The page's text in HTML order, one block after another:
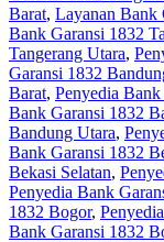
Barat, Layanan Bank
Bank Garansi 1832
Tangerang Utara,
Garansi 1832
Barat, Penyedia
Bank Garansi 1832
Bandung Utara,
Bank Garansi 1832
Bekasi Selatan,
Penyedia Bank
1832 Bogor,
Bank Garansi 1832